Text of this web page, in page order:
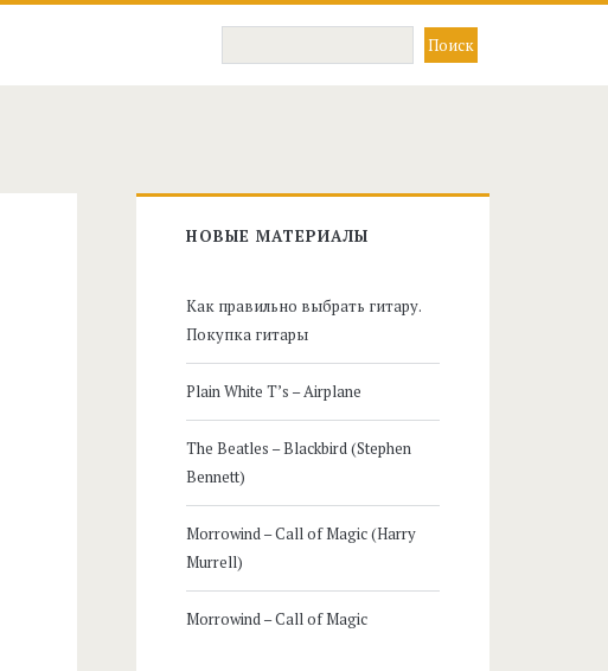
Главная
панель
НОВЫЕ МАТЕРИАЛЫ
Как правильно выбрать гитару.
Покупка гитары
Plain White T’s – Airplane
The Beatles – Blackbird (Stephen
Bennett)
Morrowind – Call of Magic (Harry
Murrell)
Morrowind – Call of Magic